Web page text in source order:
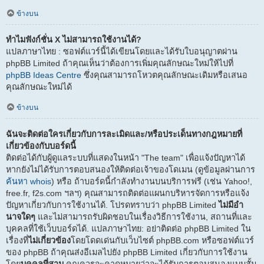
ข้างบน
ทำไมฟังก์ชั่น X ไม่สามารถใช้งานได้?
แปลภาษาไทย : ซอฟต์แวร์นี้ได้เขียนโดยและได้รับใบอนุญาตผ่าน
phpBB Limited ถ้าคุณเห็นว่าต้องการเพิ่มคุณลักษณะใหม่ให้ไปที่
phpBB Ideas Centre ซึ่งคุณสามารถโหวตคุณลักษณะเดิมหรือเสนอ
คุณลักษณะใหม่ได้
ข้างบน
ฉันจะติดต่อใครเกี่ยวกับการละเมิดและ/หรือประเด็นทางกฎหมายที่
เกี่ยวข้องกับบอร์ดนี้
ติดต่อได้กับผู้ดูแลระบบที่แสดงในหน้า "The team" เพื่อแจ้งปัญหาได้
หากยังไม่ได้รับการตอบสนองให้ติดต่อเจ้าของโดเมน (ดูข้อมูลผ่านการ
ค้นหา whois) หรือ ถ้าบอร์ดนี้กำลังทำงานบนบริการฟรี (เช่น Yahoo!,
free.fr, f2s.com ฯลฯ) คุณสามารถติดต่อแผนกบริหารจัดการหรือแจ้ง
ปัญหาเกี่ยวกับการใช้งานได้. โปรดทราบว่า phpBB Limitedไม่มีอำ
นาจใดๆ และไม่สามารถรับผิดชอบในเรื่องวิธีการใช้งาน, สถานที่และ
บุคคลที่ใช้เว็บบอร์ดได้. แปลภาษาไทย: อย่าติดต่อ phpBB Limited ใน
เรื่องที่ไม่เกี่ยวข้องโดยโดดเด่นกับเว็บไซต์ phpBB.com หรือซอฟต์แวร์
ของ phpBB ถ้าคุณส่งอีเมลไปยัง phpBB Limited เกี่ยวกับการใช้งาน